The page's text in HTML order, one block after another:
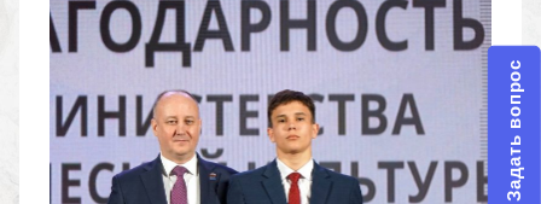
Задать вопрос